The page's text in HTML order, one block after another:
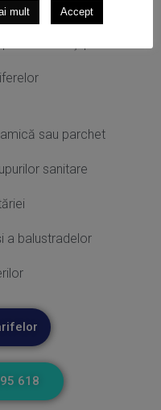
şi a uşilor
sau parchet
sanitare
a balustradelor
618
mult Accept